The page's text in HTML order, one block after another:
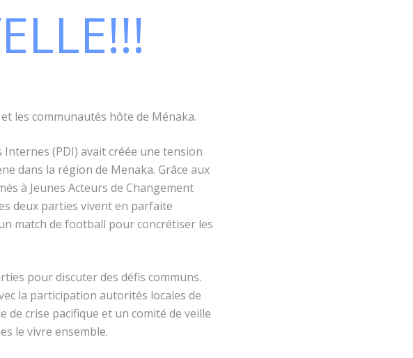
les communautés hôte de Ménaka.
Internes (PDI) avait créée une tension
dans la région de Menaka. Grâce aux
à Jeunes Acteurs de Changement
deux parties vivent en parfaite
match de football pour concrétiser les
pour discuter des défis communs.
la participation autorités locales de
crise pacifique et un comité de veille
le vivre ensemble.